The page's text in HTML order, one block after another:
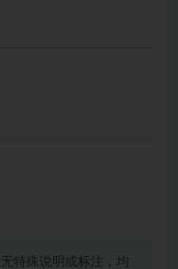
特殊说明或标注，均